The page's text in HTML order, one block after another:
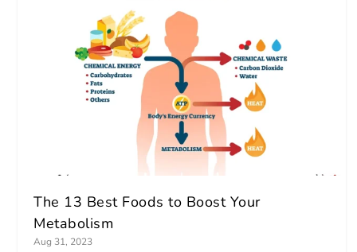
The 13 Best Foods to Boost Your
Metabolism
Aug 31, 2023